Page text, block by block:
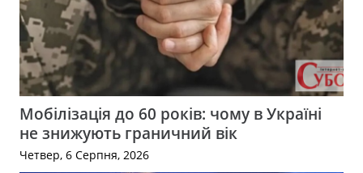
Мобілізація до 60 років: чому в Україні
не знижують граничний вік
Четвер, 6 Серпня, 2026